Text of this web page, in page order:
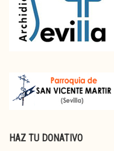
HAZ TU DONATIVO